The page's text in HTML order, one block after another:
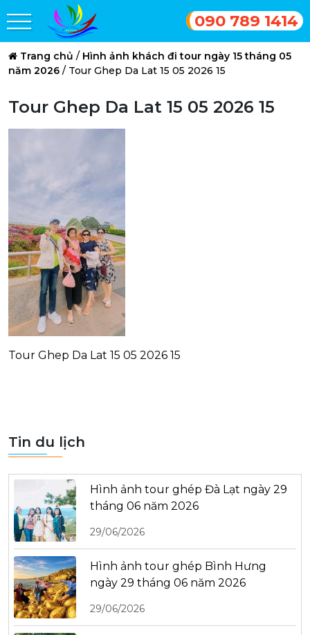
090 789 1414
Trang chủ / Hình ảnh khách đi tour ngày 15 tháng 05
năm 2026 / Tour Ghep Da Lat 15 05 2026 15
Tour Ghep Da Lat 15 05 2026 15
Tour Ghep Da Lat 15 05 2026 15
Tin du lịch
Hình ảnh tour ghép Đà Lạt ngày 29
tháng 06 năm 2026
29/06/2026
Hình ảnh tour ghép Bình Hưng
ngày 29 tháng 06 năm 2026
29/06/2026